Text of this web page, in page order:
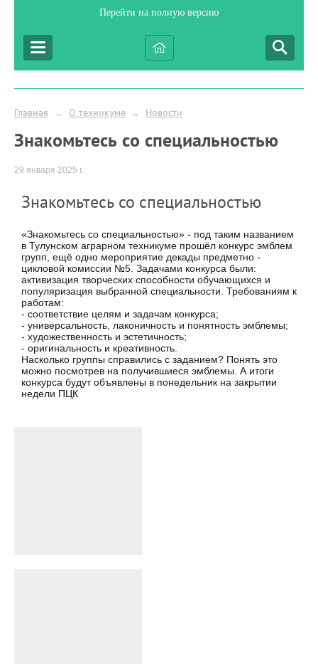
Перейти на полную версию
Главная → О техникуме → Новости
Знакомьтесь со специальностью
29 января 2025 г.
Знакомьтесь со специальностью
«Знакомьтесь со специальностью» - под таким названием
в Тулунском аграрном техникуме прошёл конкурс эмблем
групп, ещё одно мероприятие декады предметно -
цикловой комиссии №5. Задачами конкурса были:
активизация творческих способности обучающихся и
популяризация выбранной специальности. Требованиям к
работам:
- соответствие целям и задачам конкурса;
- универсальность, лаконичность и понятность эмблемы;
- художественность и эстетичность;
- оригинальность и креативность.
Насколько группы справились с заданием? Понять это
можно посмотрев на получившиеся эмблемы. А итоги
конкурса будут объявлены в понедельник на закрытии
недели ПЦК